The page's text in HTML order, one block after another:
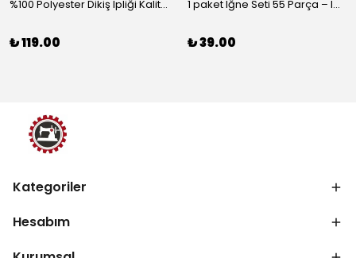
%100 Polyester Dikiş Ipliği Kaliteli 2 Adet Farklı Makara Ip Dikiş İpi Siyah&Beyaz 2'Li Set
₺ 119.00
1 paket Iğne Seti 55 Parça – Iğne
₺ 39.00
Kategoriler
Hesabım